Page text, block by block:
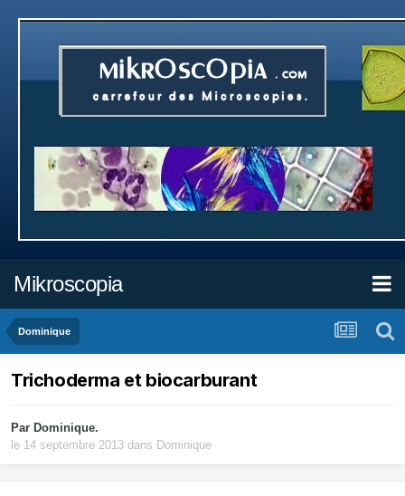
Mikroscopia
Dominique
Trichoderma et biocarburant
Par Dominique.
le 14 septembre 2013 dans Dominique